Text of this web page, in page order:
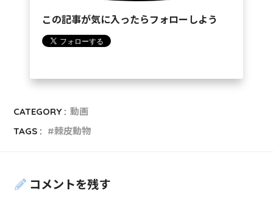
この記事が気に入ったらフォローしよう
CATEGORY : 動画
TAGS :
棘皮動物
コメントを残す